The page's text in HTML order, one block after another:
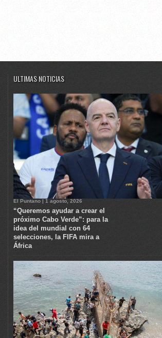
ULTIMAS NOTICIAS
El Puntano | 1 agosto, 2026
“Queremos ayudar a crear el
próximo Cabo Verde”: para la
idea del mundial con 64
selecciones, la FIFA mira a
África